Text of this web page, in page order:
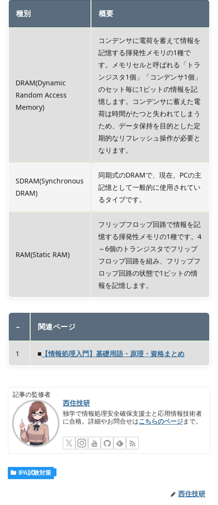
種別 概要
DRAM(Dynamic
Random Access
Memory)
コンデンサに電荷を蓄えて情報を
記憶する揮発性メモリの1種で
す。メモリセルと呼ばれる「トラ
ンジスタ1個」「コンデンサ1個」
のセット毎に1ビットの情報を記
憶します。コンデンサに蓄えた電
荷は時間がたつと失われてしまう
ため、データ保持を目的とした定
期的なリフレッシュ操作が必要と
なります。
SDRAM(Synchronous
DRAM)
同期式のDRAMで、現在、PCの主
記憶として一般的に使用されてい
るタイプです。
RAM(Static RAM)
フリップフロップ回路で情報を記
憶する揮発性メモリの1種です。4
～6個のトランジスタでフリップ
フロップ回路を組み、フリップフ
ロップ回路の状態で1ビットの情
報を記憶します。
– 関連ページ
1 ■ 【情報処理入門】基礎用語・原理・資格まとめ
記事の監修者
西住技研
独学で情報処理安全確保支援士と応用情報技術者
に合格。詳細やお問合せはこちらのページまで。
IPA試験対策
西住技研